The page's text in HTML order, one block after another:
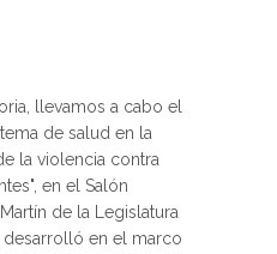
llevamos a cabo el
de salud en la
la violencia contra
en el Salón
de la Legislatura
desarrolló en el marco